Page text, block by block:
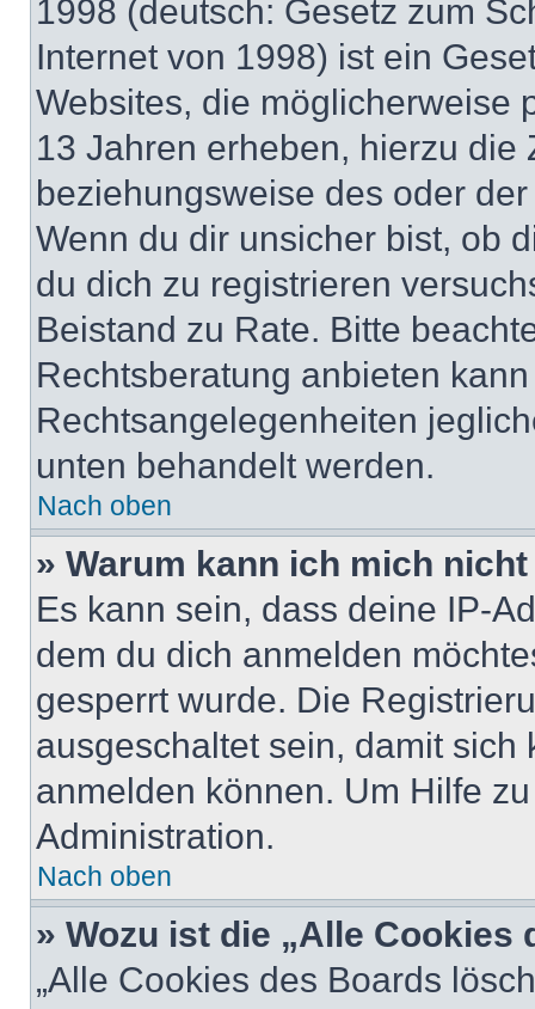
1998 (deutsch: Gesetz zum
Internet von 1998) ist ein
Websites, die möglicherweise
13 Jahren erheben, hierzu die
beziehungsweise des oder
Wenn du dir unsicher bist, ob
du dich zu registrieren
Beistand zu Rate. Bitte
Rechtsberatung anbieten
Rechtsangelegenheiten
unten behandelt werden.
Nach oben
» Warum kann ich mich
Es kann sein, dass deine IP-
dem du dich anmelden
gesperrt wurde. Die
ausgeschaltet sein, damit
anmelden können. Um Hilfe
Administration.
Nach oben
» Wozu ist die „Alle
„Alle Cookies des Boards